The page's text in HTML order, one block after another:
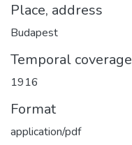
Place, address
Budapest
Temporal coverage
1916
Format
application/pdf